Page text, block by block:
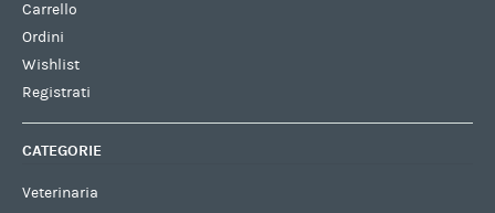
Carrello
Ordini
Wishlist
Registrati
CATEGORIE
Veterinaria